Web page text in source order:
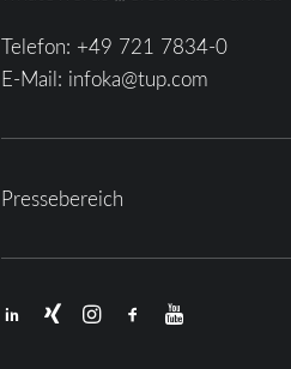
Telefon: +49 721 7834-0
E-Mail: infoka@tup.com
Pressebereich